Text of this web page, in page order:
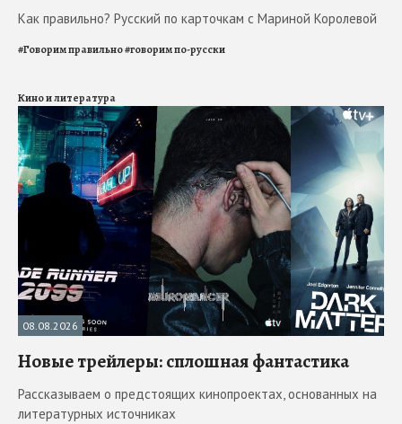
Как правильно? Русский по карточкам с Мариной Королевой
#Говорим правильно#говорим по-русски
Кино и литература
08.08.2026
Новые трейлеры: сплошная фантастика
Рассказываем о предстоящих кинопроектах, основанных на
литературных источниках